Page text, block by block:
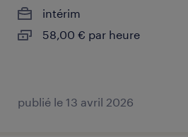
intérim
58,00 € par heure
publié le 13 avril 2026